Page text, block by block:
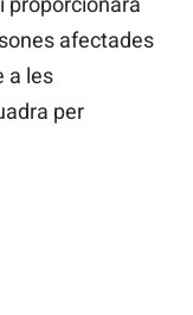
afectades
a les
per